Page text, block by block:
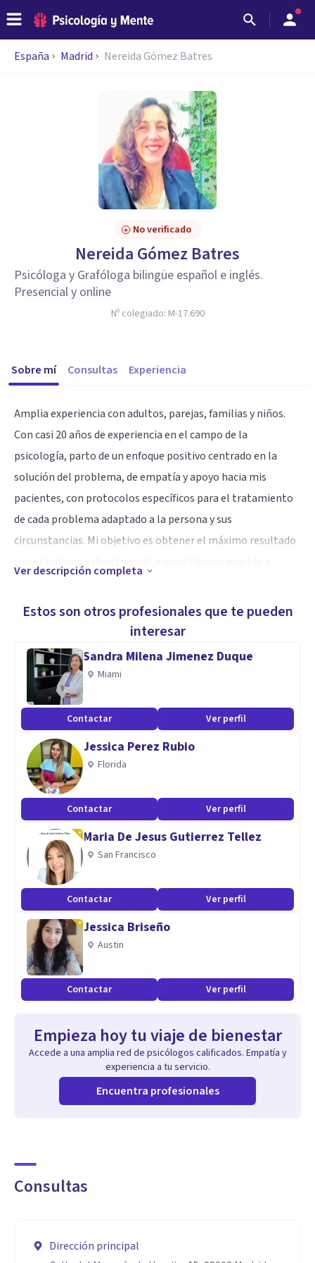
España Madrid Nereida Gómez Batres
No verificado
Nereida Gómez Batres
Psicóloga y Grafóloga bilingüe español e inglés.
Presencial y online
Nº colegiado: M-17.690
Sobre mí Consultas Experiencia
Amplia experiencia con adultos, parejas, familias y niños.
Con casi 20 años de experiencia en el campo de la
psicología, parto de un enfoque positivo centrado en la
solución del problema, de empatía y apoyo hacia mis
pacientes, con protocolos específicos para el tratamiento
de cada problema adaptado a la persona y sus
circunstancias. Mi objetivo es obtener el máximo resultado
eficiente y respetuoso. Poder equipar a las personas con las
herramientas necesarias para ayudarles a lograr el cambio
necesario es una gran satisfacción personal. Presencial y
online.
Especialidad
Experiencia, dedicación, seriedad, curiosidad,
profesionalidad, apertura y no juicio, claridad, cercanía, y
cariño a mi trabajo. Bilingüe español e inglés. Presencial y
online.
Aptitudes
Estoy especializada en trabajar con adultos, niños y
adolescentes, con familias y parejas, padres, y procesos de
separación. También realizo estudios grafológicos.
Trato problemas emocionales y comportamentales, así
como los siguientes trastornos: Trastornos de ansiedad
(ansiedad, fobias, ansiedad social, ataques de pánico,
agorafobia); Trastornos obsesivos (TOC, dudas,
Trastornos de la alimentación (anorexia, bulimia,
atracones); Disfunciones sexuales, Depresión, Trauma y
Trastorno de Estrés Post Traumático
Ver descripción completa
Estos son otros profesionales que te pueden
interesar
Sandra Milena Jimenez Duque
Miami
Contactar Ver perfil
Jessica Perez Rubio
Florida
Contactar Ver perfil
Maria De Jesus Gutierrez Tellez
San Francisco
Contactar Ver perfil
Jessica Briseño
Austin
Contactar Ver perfil
Empieza hoy tu viaje de bienestar
Accede a una amplia red de psicólogos calificados. Empatía y
experiencia a tu servicio.
Encuentra profesionales
Consultas
Dirección principal